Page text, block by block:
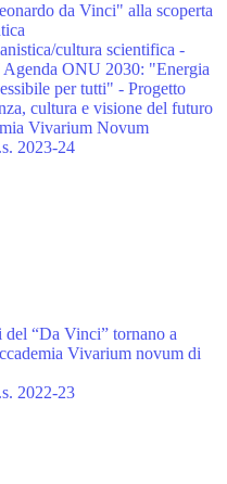
da Vinci" alla scoperta
cultura scientifica -
ONU 2030: "Energia
per tutti" - Progetto
cultura e visione del futuro
Vivarium Novum
2023-24
del “Da Vinci” tornano a
Vivarium novum di
2022-23